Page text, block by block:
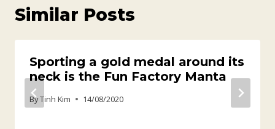
Similar Posts
Sporting a gold medal around its
neck is the Fun Factory Manta
ByTinh Kim 14/08/2020